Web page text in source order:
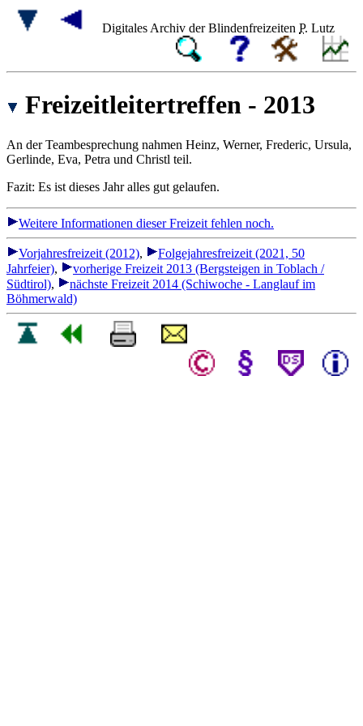
Digitales Archiv der BlindenfreizeitenP. Lutz
Freizeitleitertreffen - 2013
An der Teambesprechung nahmen Heinz, Werner, Frederic, Ursula,
Gerlinde, Eva, Petra und Christl teil.
Fazit: Es ist dieses Jahr alles gut gelaufen.
Weitere Informationen dieser Freizeit fehlen noch.
Vorjahresfreizeit (2012),
Folgejahresfreizeit (2021, 50
Jahrfeier),
vorherige Freizeit 2013 (Bergsteigen in Toblach /
Südtirol),
nächste Freizeit 2014 (Schiwoche - Langlauf im
Böhmerwald)